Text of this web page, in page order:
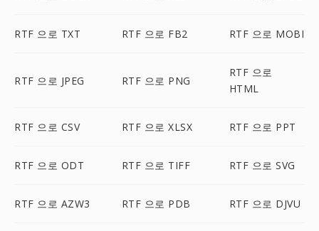
RTF 으로 TXT RTF 으로 FB2 RTF 으로 MOBI
RTF 으로 JPEG RTF 으로 PNG
RTF 으로
HTML
RTF 으로 CSV RTF 으로 XLSX RTF 으로 PPT
RTF 으로 ODT RTF 으로 TIFF RTF 으로 SVG
RTF 으로 AZW3 RTF 으로 PDB RTF 으로 DJVU